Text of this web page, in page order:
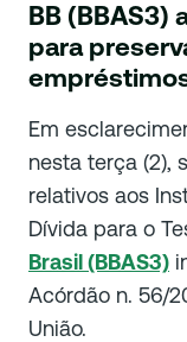
BB (BBAS3)
para
Em
nesta terça (2),
relativos aos
Dívida para o
Brasil (BBAS3)
Acórdão n. 56/
União.